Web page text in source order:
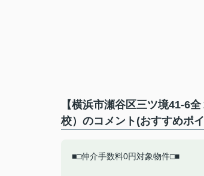
【横浜市瀬谷区三ツ境41-6
校）のコメント(おすすめポ
■□仲介手数料0円対象物件□■